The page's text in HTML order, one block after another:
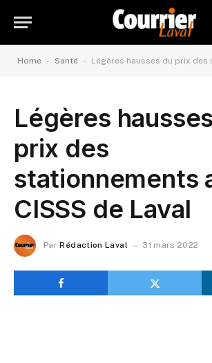
Home - Santé - Légères hausses du prix des
Légères
prix des
stationnements
CISSS de Laval
Par Rédaction Laval 31 mars 2022